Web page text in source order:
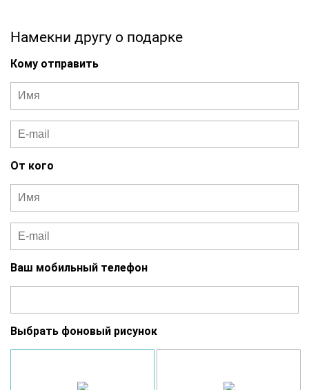
Намекни другу о подарке
Кому отправить
От кого
Ваш мобильный телефон
Выбрать фоновый рисунок